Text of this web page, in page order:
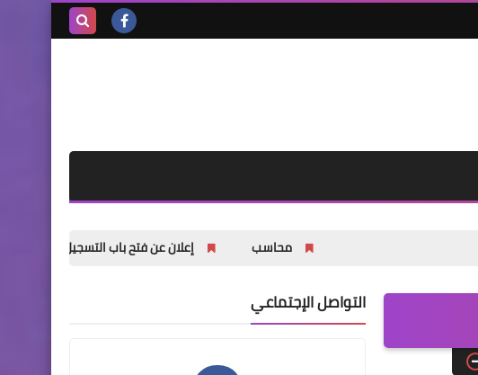
إعلان عن فتح باب التسجيل للشباب والشابات في
التواصل الإجتماعي